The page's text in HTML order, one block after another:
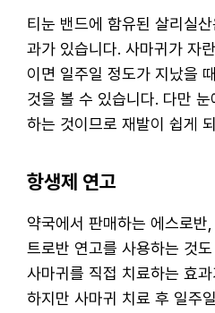
티눈 밴드에 함유된 살리실
과가 있습니다. 사마귀가 자
이면 일주일 정도가 지났을
것을 볼 수 있습니다. 다만
하는 것이므로 재발이 쉽게
항생제 연고
약국에서 판매하는 에스로
트로반 연고를 사용하는 것
사마귀를 직접 치료하는 효
하지만 사마귀 치료 후 일주